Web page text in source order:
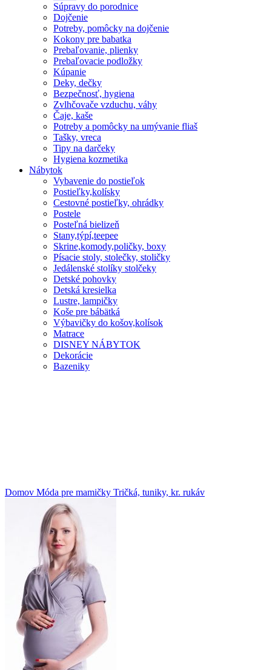
Súpravy do porodnice
Dojčenie
Potreby, pomôcky na dojčenie
Kokony pre babatka
Prebaľovanie, plienky
Prebaľovacie podložky
Kúpanie
Deky, dečky
Bezpečnosť, hygiena
Zvlhčovače vzduchu, váhy
Čaje, kaše
Potreby a pomôcky na umývanie fliaš
Tašky, vreca
Tipy na darčeky
Hygiena kozmetika
Nábytok
Vybavenie do postieľok
Postieľky,kolísky
Cestovné postieľky, ohrádky
Postele
Posteľná bielizeň
Stany,týpí,teepee
Skrine,komody,poličky, boxy
Písacie stoly, stolečky, stoličky
Jedálenské stolíky stolčeky
Detské pohovky
Detská kresielka
Lustre, lampičky
Koše pre bábätká
Výbavičky do košov,kolísok
Matrace
DISNEY NÁBYTOK
Dekorácie
Bazeniky
Domov Móda pre mamičky Tričká, tuniky, kr. rukáv